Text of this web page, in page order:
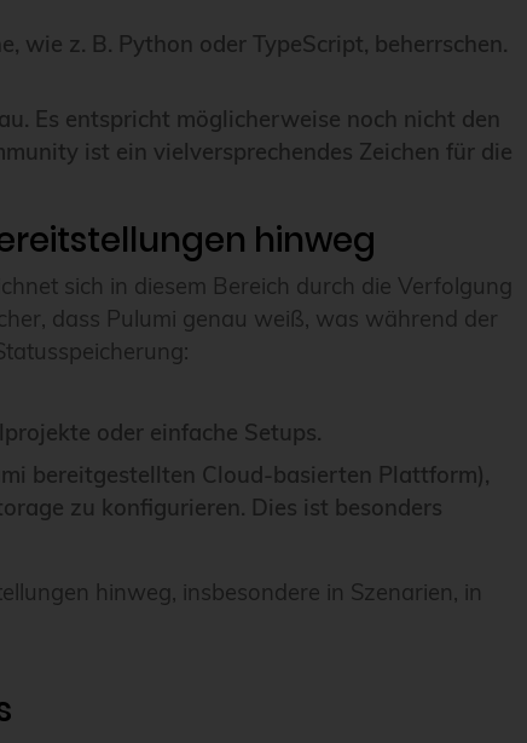
wie z. B. Python oder TypeScript, beherrschen.
Es entspricht möglicherweise noch nicht den
ist ein vielversprechendes Zeichen für die
hinweg
sich in diesem Bereich durch die Verfolgung
dass Pulumi genau weiß, was während der
oder einfache Setups.
bereitgestellten Cloud-basierten Plattform),
zu konfigurieren. Dies ist besonders
hinweg, insbesondere in Szenarien, in